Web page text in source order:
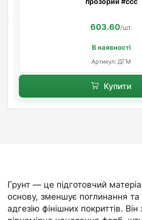
603.60/шт.
В наявності
Артикул: ДГМ
Купити
Грунт — це підготовчий
основу, зменшує поглинання
адгезію фінішних покриттів. Він